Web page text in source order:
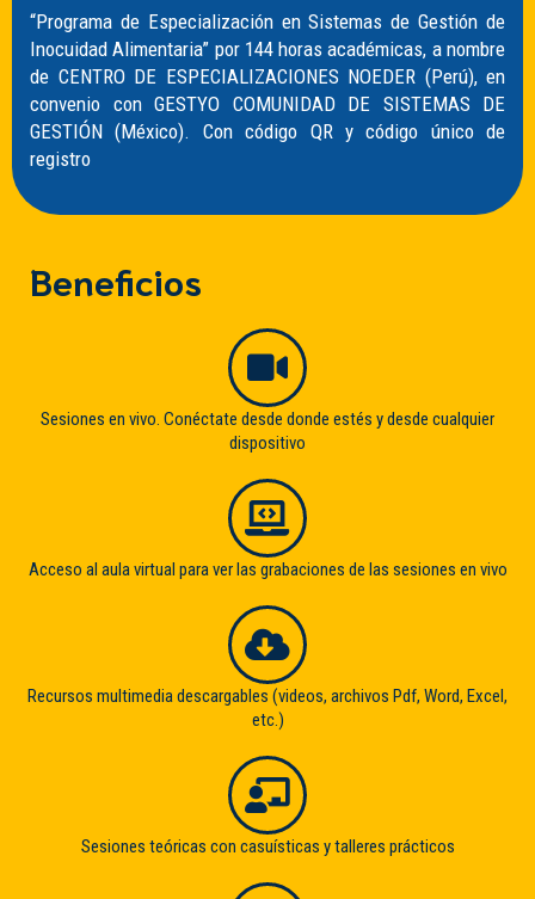
“Programa de Especialización en Sistemas de Gestión de
Inocuidad Alimentaria” por 144 horas académicas, a nombre
de CENTRO DE ESPECIALIZACIONES NOEDER (Perú), en
convenio con GESTYO COMUNIDAD DE SISTEMAS DE
GESTIÓN (México). Con código QR y código único de
registro
Beneficios
Sesiones en vivo. Conéctate desde donde estés y desde cualquier
dispositivo
Acceso al aula virtual para ver las grabaciones de las sesiones en vivo
Recursos multimedia descargables (videos, archivos Pdf, Word, Excel,
etc.)
Sesiones teóricas con casuísticas y talleres prácticos